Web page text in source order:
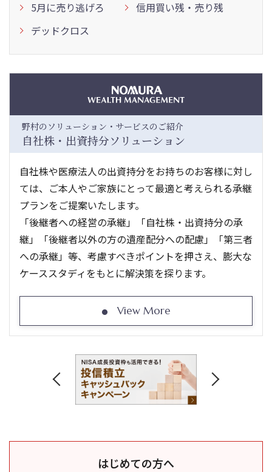
5月に売り逃げろ
信用買い残・売り残
デッドクロス
野村のソリューション・サービスのご紹介
自社株・出資持分ソリューション
自社株や医療法人の出資持分をお持ちのお客様に対し
ては、ご本人やご家族にとって最適と考えられる承継
プランをご提案いたします。
「後継者への経営の承継」「自社株・出資持分の承
継」「後継者以外の方の遺産配分への配慮」「第三者
への承継」等、考慮すべきポイントを押さえ、膨大な
ケーススタディをもとに解決策を探ります。
View More
はじめての方へ